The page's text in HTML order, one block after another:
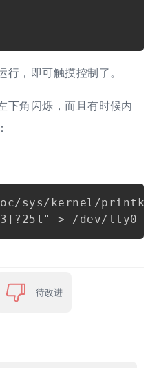
行，即可触摸控制了。
下角闪烁，而且有时候内
sys/kernel/printk
Copy
待改进